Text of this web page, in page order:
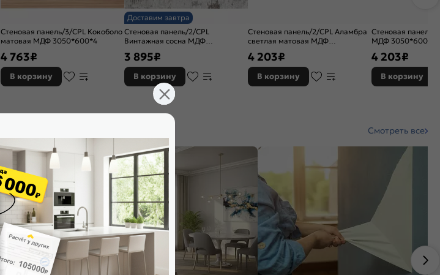
Стеновая панель/3/CPL Кокоболо
матовая МДФ 3050*600*4
4 763₽
В корзину
Доставим завтра
Стеновая панель/2/CPL
Винтажная сосна МДФ
3 895₽
В корзину
Стеновая панель/2/CPL Аламбра
светлая матовая МДФ
4 203₽
В корзину
Стеновая панель/
МДФ 3050*600*4
4 203₽
В корзину
Смотреть все